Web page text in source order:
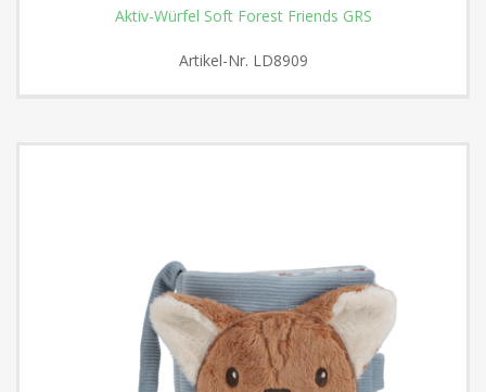
Aktiv-Würfel Soft Forest Friends GRS
Artikel-Nr. LD8909